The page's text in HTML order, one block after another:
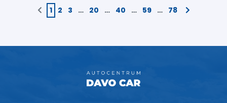
1 2 3 … 20 … 40 … 59 … 78